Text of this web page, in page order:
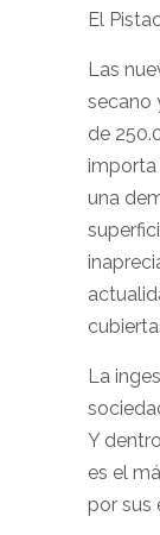
El
Las
secano
de
importa
una
La
Y
es el
por sus